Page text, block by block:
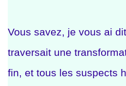
Vous savez, je vous ai
traversait une
fin, et tous les suspects